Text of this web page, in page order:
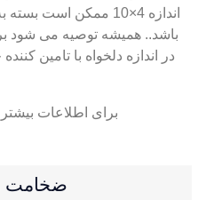
اندازه 4×10 ممکن است
باشد.. همیشه توصیه می شود
در اندازه دلخواه با تامین
برای اطلاعات بیشتر
ضخامت